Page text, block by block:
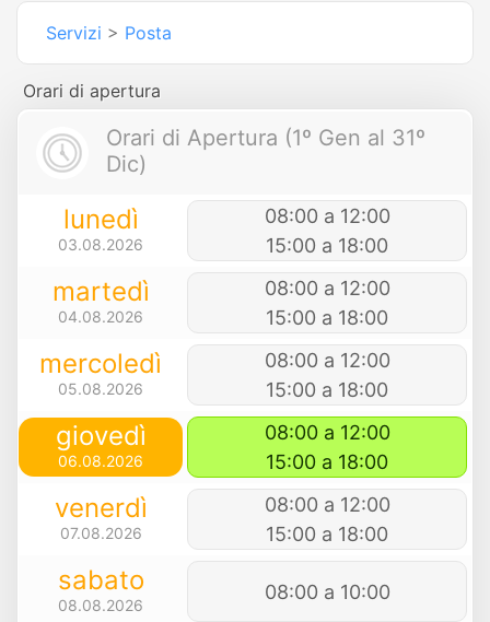
Servizi > Posta
Orari di apertura
Orari di Apertura (1º Gen al 31º
Dic)
lunedì
03.08.2026
08:00 a 12:00
15:00 a 18:00
martedì
04.08.2026
08:00 a 12:00
15:00 a 18:00
mercoledì
05.08.2026
08:00 a 12:00
15:00 a 18:00
giovedì
06.08.2026
08:00 a 12:00
15:00 a 18:00
venerdì
07.08.2026
08:00 a 12:00
15:00 a 18:00
sabato
08.08.2026
08:00 a 10:00